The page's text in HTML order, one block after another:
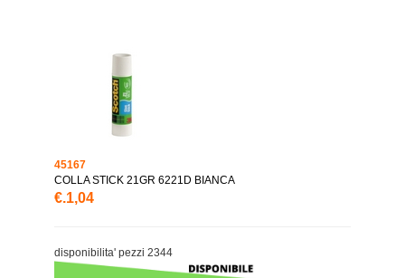
45167
COLLA STICK 21GR 6221D BIANCA
€.1,04
disponibilita' pezzi 2344